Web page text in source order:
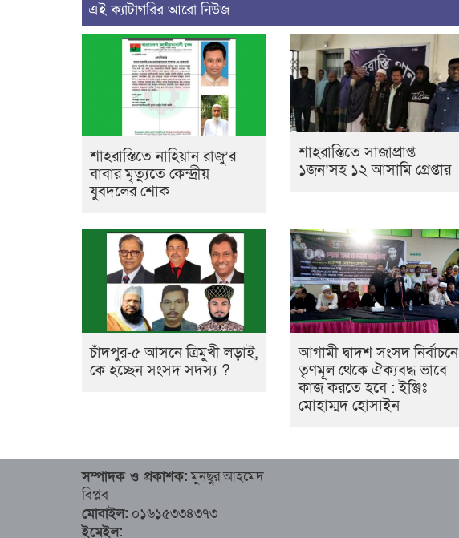
এই ক্যাটাগরির আরো নিউজ
শাহরাস্তিতে নাহিয়ান রাজু’র
বাবার মৃত্যুতে কেন্দ্রীয়
যুবদলের শোক
শাহরাস্তিতে সাজাপ্রাপ্ত
১জন’সহ ১২ আসামি গ্রেপ্তার
চাঁদপুর-৫ আসনে ত্রিমুখী লড়াই,
কে হচ্ছেন সংসদ সদস্য ?
আগামী দ্বাদশ সংসদ নির্বাচনে
তৃণমূল থেকে ঐক্যবদ্ধ ভাবে
কাজ করতে হবে : ইঞ্জিঃ
মোহাম্মদ হোসাইন
সম্পাদক ও প্রকাশক:মুনছুর আহমেদ
বিপ্লব
মোবাইল: ০১৬১৫৩৩৪৩৭৩
ইমেইল: